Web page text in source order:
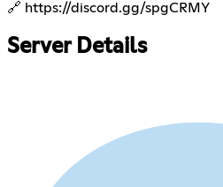
🔗 https://discord.gg/spgCRMY
Server Details